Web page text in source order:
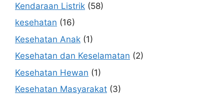
Kendaraan Listrik (58)
kesehatan (16)
Kesehatan Anak (1)
Kesehatan dan Keselamatan (2)
Kesehatan Hewan (1)
Kesehatan Masyarakat (3)